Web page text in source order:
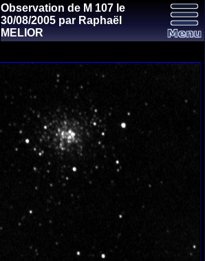
Observation de M 107 le
30/08/2005 par Raphaël
MELIOR